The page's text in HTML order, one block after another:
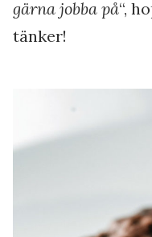
gärna jobba på“,
tänker!